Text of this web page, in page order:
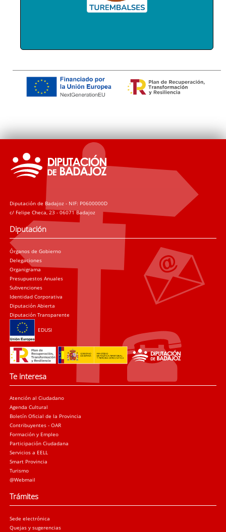
Diputación de Badajoz - NIF: P0600000D
c/ Felipe Checa, 23 - 06071 Badajoz
Diputación
Órganos de Gobierno
Delegaciones
Organigrama
Presupuestos Anuales
Subvenciones
Identidad Corporativa
Diputación Abierta
Diputación Transparente
EDUSI
Te interesa
Atención al Ciudadano
Agenda Cultural
Boletín Oficial de la Provincia
Contribuyentes - OAR
Formación y Empleo
Participación Ciudadana
Servicios a EELL
Smart Provincia
Turismo
@Webmail
Trámites
Sede electrónica
Quejas y sugerencias